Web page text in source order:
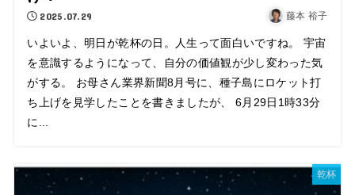
2025.07.29 藤本 裕子
いよいよ、明日が乾杯の日。人生って面白いですね。 宇宙
を意識するようになって、自分の価値観が少し変わった気
がする。 お母さん業界新聞8月号に、種子島にロケット打
ち上げを見学したことを書きましたが、 6月29日1時33分
に...
乾杯